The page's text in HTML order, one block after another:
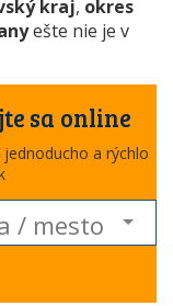
kraj, okres
ešte nie je v
sa online
a rýchlo